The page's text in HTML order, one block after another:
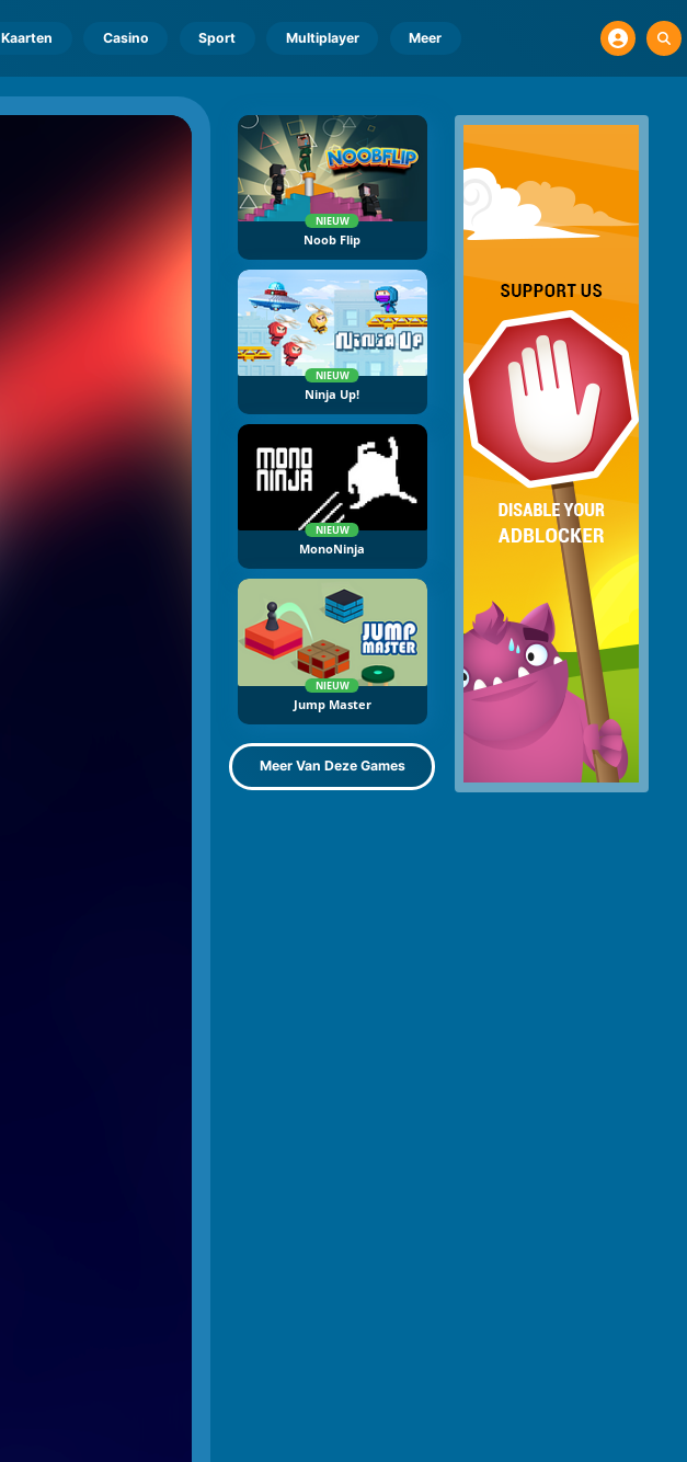
Kaarten Casino Sport Multiplayer Meer
NIEUW
Noob Flip
NIEUW
Ninja Up!
NIEUW
MonoNinja
NIEUW
Jump Master
Meer Van Deze Games